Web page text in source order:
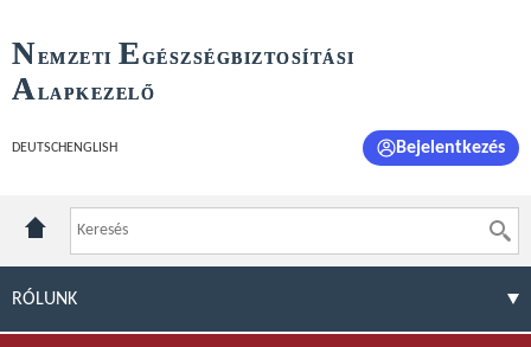
NEMZETI E GÉSZSÉGBIZTOSÍTÁSI
ALAPKEZELŐ
DEUTSCH ENGLISH Bejelentkezés
RÓLUNK